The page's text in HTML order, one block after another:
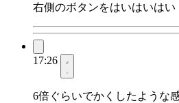
右側のボタンをはいはいはい
17:26
6倍ぐらいでかくしたような